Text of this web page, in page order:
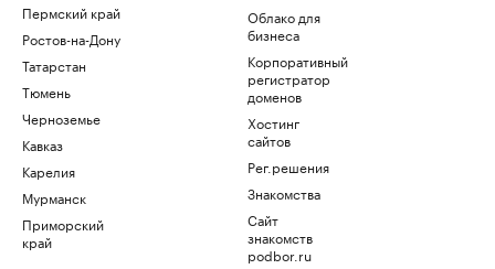
Пермский край
Ростов-на-Дону
Татарстан
Тюмень
Черноземье
Кавказ
Карелия
Мурманск
Приморский
край
Облако для
бизнеса
Корпоративный
регистратор
доменов
Хостинг
сайтов
Рег.решения
Знакомства
Сайт
знакомств
podbor.ru